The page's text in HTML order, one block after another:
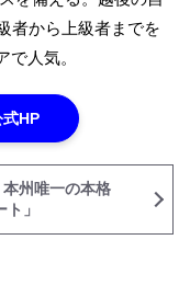
者から上級者までを
人気。
HP
州唯一の本格
」